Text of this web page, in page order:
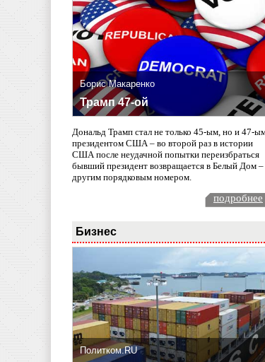
Борис Макаренко
Трамп 47-ой
Дональд Трамп стал не только 45-ым, но и 47-
президентом США – во второй раз в истории
США после неудачной попытки переизбраться
бывший президент возвращается в Белый Дом –
другим порядковым номером.
подробнее
Бизнес
Политком.RU